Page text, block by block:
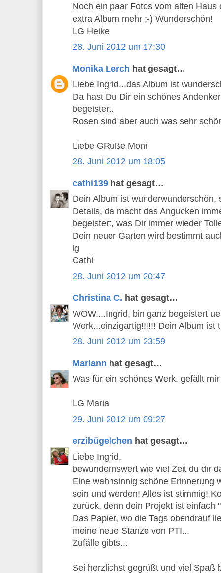
Noch ein paar Fotos vom alten Haus
extra Album mehr ;-) Wunderschön!
LG Heike
28. Juni 2012 um 17:30
Monika Lerch hat gesagt…
Liebe Ingrid...das Album ist
Da hast Du Dir ein schönes
begeistert.
Rosen sind aber auch was sehr
Liebe GRüße Moni
28. Juni 2012 um 18:05
cathi139 hat gesagt…
Dein Album ist wunderwunderschön,
Details, da macht das Angucken
begeistert, was Dir immer wieder
Dein neuer Garten wird bestimmt
lg
Cathi
28. Juni 2012 um 20:47
Christina C. hat gesagt…
WOW....Ingrid, bin ganz begeistert
Werk...einzigartig!!!!!! Dein Album ist
28. Juni 2012 um 23:59
Mariann hat gesagt…
Was für ein schönes Werk, gefällt
LG Maria
29. Juni 2012 um 09:27
erzibügelchen hat gesagt…
Liebe Ingrid,
bewundernswert wie viel Zeit du dir
Eine wahnsinnig schöne Erinnerung
sein und werden! Alles ist stimmig!
zurück, denn dein Projekt ist einfach
Das Papier, wo die Tags obendrauf
meine neue Stanze von PTI...
Zufälle gibts...
Sei herzlichst gegrüßt und viel Spaß